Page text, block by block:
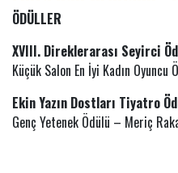
ÖDÜLLER
XVIII. Direklerarası Seyirci
Küçük Salon En İyi Kadın
Ekin Yazın Dostları Tiyatro
Genç Yetenek Ödülü – Meriç